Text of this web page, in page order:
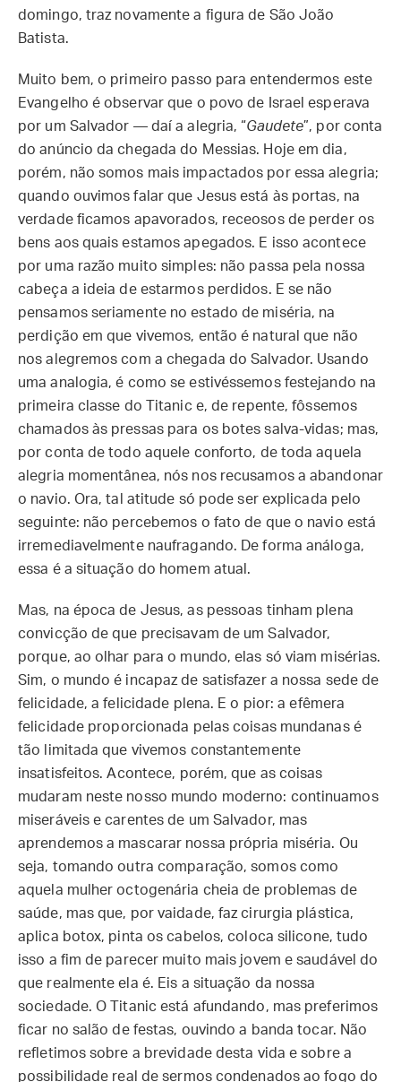
domingo, traz novamente a figura de São João
Batista.
Muito bem, o primeiro passo para entendermos este
Evangelho é observar que o povo de Israel esperava
por um Salvador — daí a alegria, “Gaudete”, por conta
do anúncio da chegada do Messias. Hoje em dia,
porém, não somos mais impactados por essa alegria;
quando ouvimos falar que Jesus está às portas, na
verdade ficamos apavorados, receosos de perder os
bens aos quais estamos apegados. E isso acontece
por uma razão muito simples: não passa pela nossa
cabeça a ideia de estarmos perdidos. E se não
pensamos seriamente no estado de miséria, na
perdição em que vivemos, então é natural que não
nos alegremos com a chegada do Salvador. Usando
uma analogia, é como se estivéssemos festejando na
primeira classe do Titanic e, de repente, fôssemos
chamados às pressas para os botes salva-vidas; mas,
por conta de todo aquele conforto, de toda aquela
alegria momentânea, nós nos recusamos a abandonar
o navio. Ora, tal atitude só pode ser explicada pelo
seguinte: não percebemos o fato de que o navio está
irremediavelmente naufragando. De forma análoga,
essa é a situação do homem atual.
Mas, na época de Jesus, as pessoas tinham plena
convicção de que precisavam de um Salvador,
porque, ao olhar para o mundo, elas só viam misérias.
Sim, o mundo é incapaz de satisfazer a nossa sede de
felicidade, a felicidade plena. E o pior: a efêmera
felicidade proporcionada pelas coisas mundanas é
tão limitada que vivemos constantemente
insatisfeitos. Acontece, porém, que as coisas
mudaram neste nosso mundo moderno: continuamos
miseráveis e carentes de um Salvador, mas
aprendemos a mascarar nossa própria miséria. Ou
seja, tomando outra comparação, somos como
aquela mulher octogenária cheia de problemas de
saúde, mas que, por vaidade, faz cirurgia plástica,
aplica botox, pinta os cabelos, coloca silicone, tudo
isso a fim de parecer muito mais jovem e saudável do
que realmente ela é. Eis a situação da nossa
sociedade. O Titanic está afundando, mas preferimos
ficar no salão de festas, ouvindo a banda tocar. Não
refletimos sobre a brevidade desta vida e sobre a
possibilidade real de sermos condenados ao fogo do